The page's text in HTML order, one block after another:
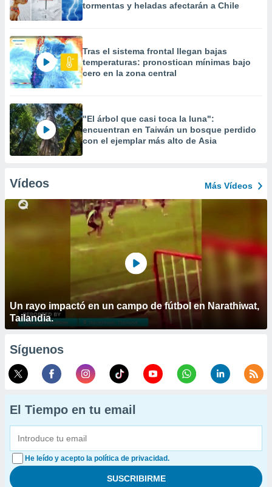
tormentas y heladas afectarán a Chile
Tras el sistema frontal llegan bajas
temperaturas: pronostican mínimas bajo
cero en la zona central
"El árbol que casi toca la luna":
encuentran en Taiwán un bosque perdido
con el ejemplar más alto de Asia
Vídeos Más Vídeos
Un rayo impactó en un campo de fútbol en Narathiwat,
Tailandia.
Síguenos
El Tiempo en tu email
He leído y acepto la política de privacidad.